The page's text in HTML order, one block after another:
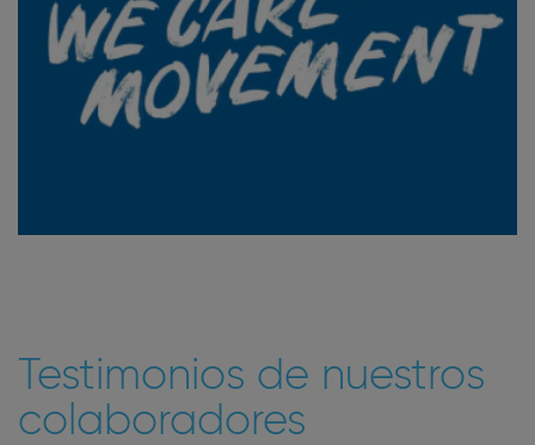
Testimonios de nuestros
colaboradores